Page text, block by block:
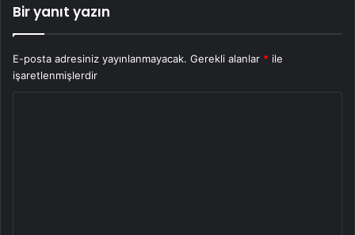
Bir yanıt yazın
E-posta adresiniz yayınlanmayacak. Gerekli alanlar * ile
işaretlenmişlerdir